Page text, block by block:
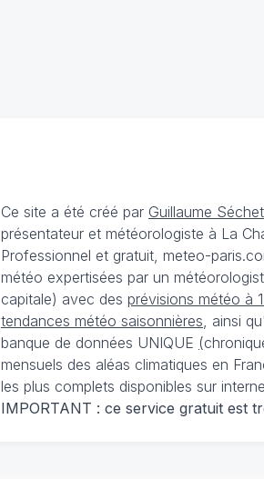
Ce site a été créé par Guillaume Séchet
présentateur et météorologiste à La
Professionnel et gratuit, meteo-
météo expertisées par un
capitale) avec des prévisions météo à
tendances météo saisonnières , ainsi
banque de données UNIQUE (
mensuels des aléas climatiques en
les plus complets disponibles sur
IMPORTANT : ce service gratuit est